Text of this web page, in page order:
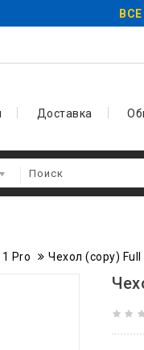
Доставка
Pro Чехол (copy)